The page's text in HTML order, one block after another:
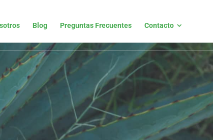
Blog Preguntas Frecuentes Contacto